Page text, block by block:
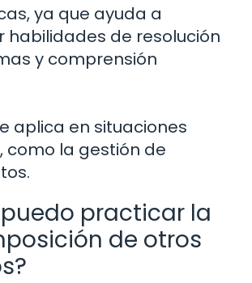
ya que ayuda a
habilidades de resolución
y comprensión
aplica en situaciones
como la gestión de
practicar la
de otros